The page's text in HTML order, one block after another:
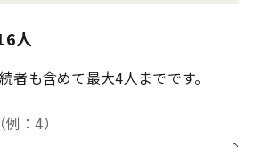
人
者も含めて最大4人までです。
：4）